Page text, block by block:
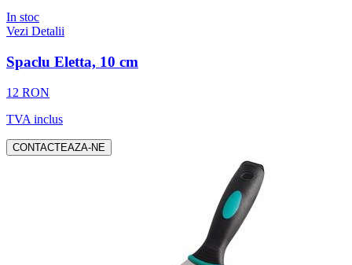
In stoc
Vezi Detalii
Spaclu Eletta, 10 cm
12 RON
TVA inclus
CONTACTEAZA-NE